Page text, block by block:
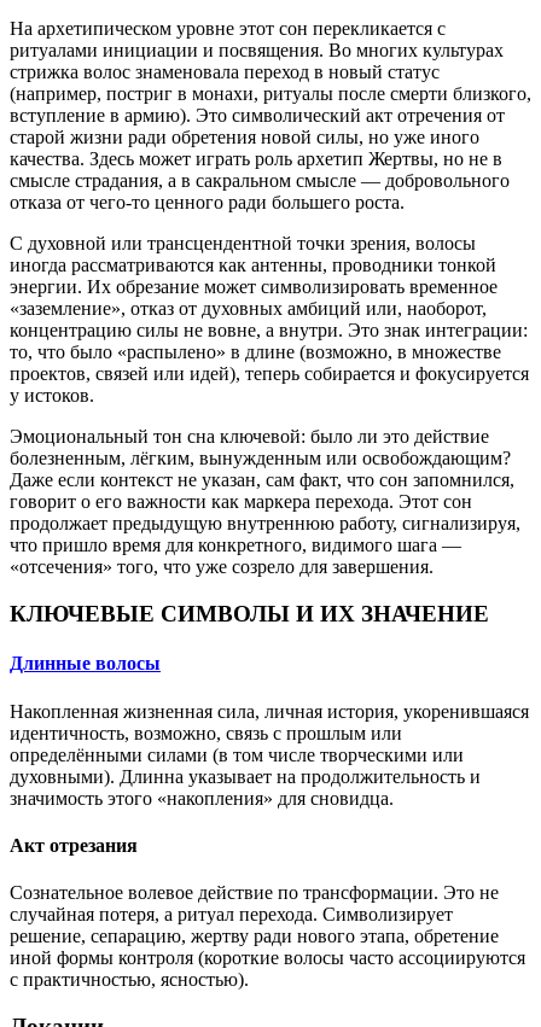
На архетипическом уровне этот сон перекликается с
ритуалами инициации и посвящения. Во многих культурах
стрижка волос знаменовала переход в новый статус
(например, постриг в монахи, ритуалы после смерти близкого,
вступление в армию). Это символический акт отречения от
старой жизни ради обретения новой силы, но уже иного
качества. Здесь может играть роль архетип Жертвы, но не в
смысле страдания, а в сакральном смысле — добровольного
отказа от чего-то ценного ради большего роста.
С духовной или трансцендентной точки зрения, волосы
иногда рассматриваются как антенны, проводники тонкой
энергии. Их обрезание может символизировать временное
«заземление», отказ от духовных амбиций или, наоборот,
концентрацию силы не вовне, а внутри. Это знак интеграции:
то, что было «распылено» в длине (возможно, в множестве
проектов, связей или идей), теперь собирается и фокусируется
у истоков.
Эмоциональный тон сна ключевой: было ли это действие
болезненным, лёгким, вынужденным или освобождающим?
Даже если контекст не указан, сам факт, что сон запомнился,
говорит о его важности как маркера перехода. Этот сон
продолжает предыдущую внутреннюю работу, сигнализируя,
что пришло время для конкретного, видимого шага —
«отсечения» того, что уже созрело для завершения.
КЛЮЧЕВЫЕ СИМВОЛЫ И ИХ ЗНАЧЕНИЕ
Длинные волосы
Накопленная жизненная сила, личная история, укоренившаяся
идентичность, возможно, связь с прошлым или
определёнными силами (в том числе творческими или
духовными). Длинна указывает на продолжительность и
значимость этого «накопления» для сновидца.
Акт отрезания
Сознательное волевое действие по трансформации. Это не
случайная потеря, а ритуал перехода. Символизирует
решение, сепарацию, жертву ради нового этапа, обретение
иной формы контроля (короткие волосы часто ассоциируются
с практичностью, ясностью).